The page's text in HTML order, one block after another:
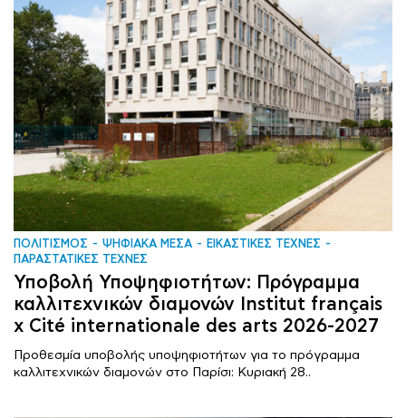
ΠΟΛΙΤΙΣΜΟΣ ΨΗΦΙΑΚΑ ΜΕΣΑ
ΕΙΚΑΣΤΙΚΕΣ ΤΕΧΝΕΣ
ΠΑΡΑΣΤΑΤΙΚΕΣ ΤΕΧΝΕΣ
Υποβολή Υποψηφιοτήτων: Πρόγραμμα
καλλιτεχνικών διαμονών Institut français
x Cité internationale des arts 2026-2027
Προθεσμία υποβολής υποψηφιοτήτων για το πρόγραμμα
καλλιτεχνικών διαμονών στο Παρίσι: Κυριακή 28..